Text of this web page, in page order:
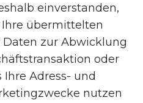
einverstanden,
Ihre übermittelten
zur Abwicklung
oder
Adress- und
nutzen